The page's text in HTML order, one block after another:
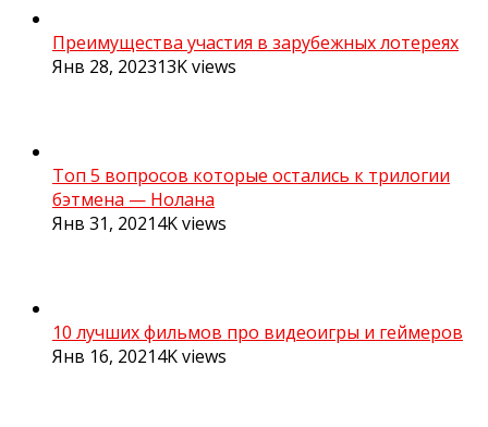
Преимущества участия в зарубежных лотереях
Янв 28, 202313Kviews
Топ 5 вопросов которые остались к трилогии
бэтмена — Нолана
Янв 31, 20214Kviews
10 лучших фильмов про видеоигры и геймеров
Янв 16, 20214Kviews